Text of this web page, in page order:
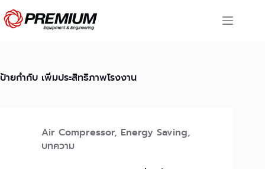
Skip
to
content
ป้ายกำกับ เพิ่มประสิทธิภาพโรงงาน
Air Compressor, Energy Saving,
บทความ